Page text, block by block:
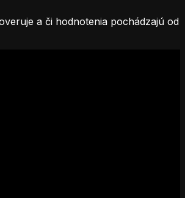
a či hodnotenia pochádzajú od